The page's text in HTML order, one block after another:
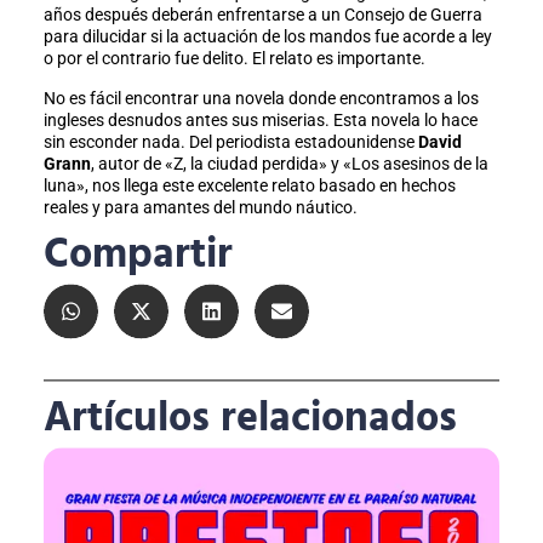
años después deberán enfrentarse a un Consejo de Guerra
para dilucidar si la actuación de los mandos fue acorde a ley
o por el contrario fue delito. El relato es importante.
No es fácil encontrar una novela donde encontramos a los
ingleses desnudos antes sus miserias. Esta novela lo hace
sin esconder nada. Del periodista estadounidenseDavid
Grann, autor de «Z, la ciudad perdida» y «Los asesinos de la
luna», nos llega este excelente relato basado en hechos
reales y para amantes del mundo náutico.
Compartir
Artículos relacionados